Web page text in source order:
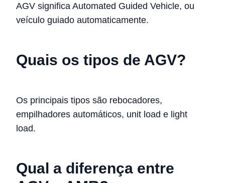
AGV significa Automated Guided Vehicle, ou
veículo guiado automaticamente.
Quais os tipos de AGV?
Os principais tipos são rebocadores,
empilhadores automáticos, unit load e light
load.
Qual a diferença entre